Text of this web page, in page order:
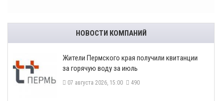
НОВОСТИ КОМПАНИЙ
​Жители Пермского края получили квитанции
за горячую воду за июль
07 августа 2026, 15:00 490